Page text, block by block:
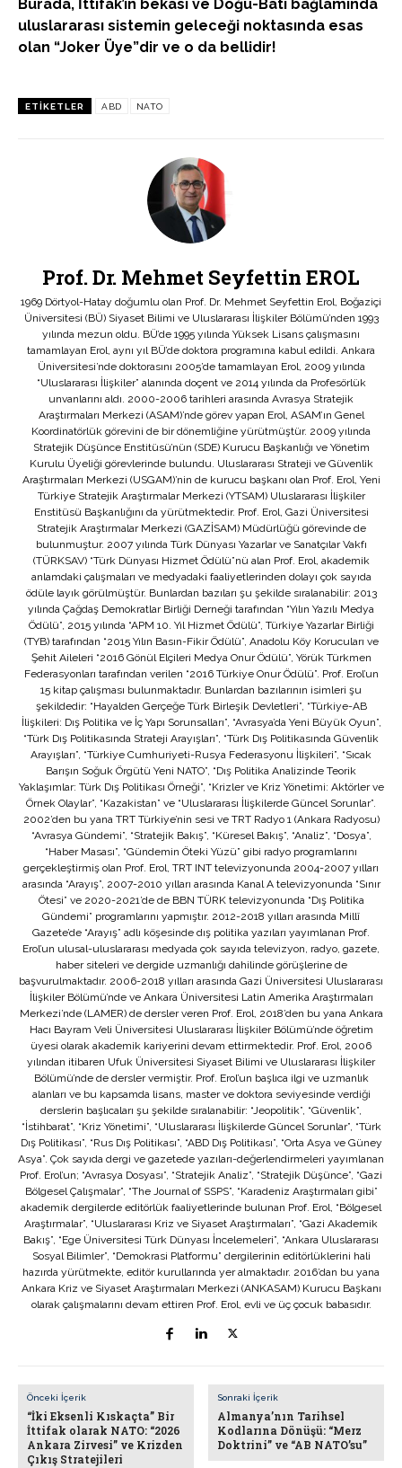
Burada, İttifak’ın bekası ve Doğu-Batı bağlamında
uluslararası sistemin geleceği noktasında esas
olan “Joker Üye”dir ve o da bellidir!
ETIKETLER ABD NATO
Prof. Dr. Mehmet Seyfettin EROL
1969 Dörtyol-Hatay doğumlu olan Prof. Dr. Mehmet Seyfettin Erol, Boğaziçi
Üniversitesi (BÜ) Siyaset Bilimi ve Uluslararası İlişkiler Bölümü’nden 1993
yılında mezun oldu. BÜ’de 1995 yılında Yüksek Lisans çalışmasını
tamamlayan Erol, aynı yıl BÜ’de doktora programına kabul edildi. Ankara
Üniversitesi’nde doktorasını 2005’de tamamlayan Erol, 2009 yılında
“Uluslararası İlişkiler” alanında doçent ve 2014 yılında da Profesörlük
unvanlarını aldı. 2000-2006 tarihleri arasında Avrasya Stratejik
Araştırmaları Merkezi (ASAM)’nde görev yapan Erol, ASAM’ın Genel
Koordinatörlük görevini de bir dönemliğine yürütmüştür. 2009 yılında
Stratejik Düşünce Enstitüsü’nün (SDE) Kurucu Başkanlığı ve Yönetim
Kurulu Üyeliği görevlerinde bulundu. Uluslararası Strateji ve Güvenlik
Araştırmaları Merkezi (USGAM)’nin de kurucu başkanı olan Prof. Erol, Yeni
Türkiye Stratejik Araştırmalar Merkezi (YTSAM) Uluslararası İlişkiler
Enstitüsü Başkanlığını da yürütmektedir. Prof. Erol, Gazi Üniversitesi
Stratejik Araştırmalar Merkezi (GAZİSAM) Müdürlüğü görevinde de
bulunmuştur. 2007 yılında Türk Dünyası Yazarlar ve Sanatçılar Vakfı
(TÜRKSAV) “Türk Dünyası Hizmet Ödülü”nü alan Prof. Erol, akademik
anlamdaki çalışmaları ve medyadaki faaliyetlerinden dolayı çok sayıda
ödüle layık görülmüştür. Bunlardan bazıları şu şekilde sıralanabilir: 2013
yılında Çağdaş Demokratlar Birliği Derneği tarafından “Yılın Yazılı Medya
Ödülü”, 2015 yılında “APM 10. Yıl Hizmet Ödülü”, Türkiye Yazarlar Birliği
(TYB) tarafından “2015 Yılın Basın-Fikir Ödülü”, Anadolu Köy Korucuları ve
Şehit Aileleri “2016 Gönül Elçileri Medya Onur Ödülü”, Yörük Türkmen
Federasyonları tarafından verilen “2016 Türkiye Onur Ödülü”. Prof. Erol’un
15 kitap çalışması bulunmaktadır. Bunlardan bazılarının isimleri şu
şekildedir: “Hayalden Gerçeğe Türk Birleşik Devletleri”, “Türkiye-AB
İlişkileri: Dış Politika ve İç Yapı Sorunsalları”, “Avrasya’da Yeni Büyük Oyun”,
“Türk Dış Politikasında Strateji Arayışları”, “Türk Dış Politikasında Güvenlik
Arayışları”, “Türkiye Cumhuriyeti-Rusya Federasyonu İlişkileri”, “Sıcak
Barışın Soğuk Örgütü Yeni NATO”, “Dış Politika Analizinde Teorik
Yaklaşımlar: Türk Dış Politikası Örneği”, “Krizler ve Kriz Yönetimi: Aktörler ve
Örnek Olaylar”, “Kazakistan” ve “Uluslararası İlişkilerde Güncel Sorunlar”.
2002’den bu yana TRT Türkiye’nin sesi ve TRT Radyo 1 (Ankara Radyosu)
“Avrasya Gündemi”, “Stratejik Bakış”, “Küresel Bakış”, “Analiz”, “Dosya”,
“Haber Masası”, “Gündemin Öteki Yüzü” gibi radyo programlarını
gerçekleştirmiş olan Prof. Erol, TRT INT televizyonunda 2004-2007 yılları
arasında “Arayış”, 2007-2010 yılları arasında Kanal A televizyonunda “Sınır
Ötesi” ve 2020-2021’de de BBN TÜRK televizyonunda “Dış Politika
Gündemi” programlarını yapmıştır. 2012-2018 yılları arasında Millî
Gazete’de “Arayış” adlı köşesinde dış politika yazıları yayımlanan Prof.
Erol’un ulusal-uluslararası medyada çok sayıda televizyon, radyo, gazete,
haber siteleri ve dergide uzmanlığı dahilinde görüşlerine de
başvurulmaktadır. 2006-2018 yılları arasında Gazi Üniversitesi Uluslararası
İlişkiler Bölümü’nde ve Ankara Üniversitesi Latin Amerika Araştırmaları
Merkezi’nde (LAMER) de dersler veren Prof. Erol, 2018’den bu yana Ankara
Hacı Bayram Veli Üniversitesi Uluslararası İlişkiler Bölümü’nde öğretim
üyesi olarak akademik kariyerini devam ettirmektedir. Prof. Erol, 2006
yılından itibaren Ufuk Üniversitesi Siyaset Bilimi ve Uluslararası İlişkiler
Bölümü’nde de dersler vermiştir. Prof. Erol’un başlıca ilgi ve uzmanlık
alanları ve bu kapsamda lisans, master ve doktora seviyesinde verdiği
derslerin başlıcaları şu şekilde sıralanabilir: “Jeopolitik”, “Güvenlik”,
“İstihbarat”, “Kriz Yönetimi”, “Uluslararası İlişkilerde Güncel Sorunlar”, “Türk
Dış Politikası”, “Rus Dış Politikası”, “ABD Dış Politikası”, “Orta Asya ve Güney
Asya”. Çok sayıda dergi ve gazetede yazıları-değerlendirmeleri yayımlanan
Prof. Erol’un; “Avrasya Dosyası”, “Stratejik Analiz”, “Stratejik Düşünce”, “Gazi
Bölgesel Çalışmalar”, “The Journal of SSPS”, “Karadeniz Araştırmaları gibi”
akademik dergilerde editörlük faaliyetlerinde bulunan Prof. Erol, “Bölgesel
Araştırmalar”, “Uluslararası Kriz ve Siyaset Araştırmaları”, “Gazi Akademik
Bakış”, “Ege Üniversitesi Türk Dünyası İncelemeleri”, “Ankara Uluslararası
Sosyal Bilimler”, “Demokrasi Platformu” dergilerinin editörlüklerini hali
hazırda yürütmekte, editör kurullarında yer almaktadır. 2016’dan bu yana
Ankara Kriz ve Siyaset Araştırmaları Merkezi (ANKASAM) Kurucu Başkanı
olarak çalışmalarını devam ettiren Prof. Erol, evli ve üç çocuk babasıdır.
Önceki İçerik
“İki Eksenli Kıskaçta” Bir
İttifak olarak NATO: “2026
Ankara Zirvesi” ve Krizden
Çıkış Stratejileri
Sonraki İçerik
Almanya’nın Tarihsel
Kodlarına Dönüşü: “Merz
Doktrini” ve “AB NATO’su”